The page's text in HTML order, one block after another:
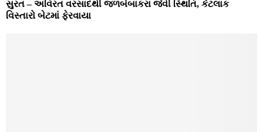
સુરત – અવિરત વરસાદથી જળબંબાકરા જેવી સ્થિતિ, કેટલાક
વિસ્તારો બેટમાં ફેરવાયા